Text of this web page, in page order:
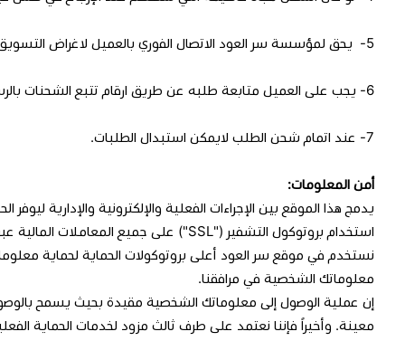
5- يحق لمؤسسة سر العود الاتصال الفوري بالعميل لاغراض التسويق والبيع ، و يحق تسجيل المكالمات لاغراض التدريب والتطوير.
6- يجب على العميل متابعة طلبه عن طريق ارقام تتبع الشحنات بالرسالة المرسلة من قِبل شركة الشحن بعد اصدار بوليصة الشحن .
7- عند اتمام شحن الطلب لايمكن استبدال الطلبات.
أمن المعلومات: ‬
‫يدمج هذا الموقع بين الإجراءات الفعلية والإلكترونية والإدارية
استخدام بروتوكول التشفير ("SSL") على جميع المعاملات المالية عبر موقعنا.
نستخدم في موقع سر العود أعلى بروتوكولات الحماية لحماية
معلوماتك الشخصية في مرافقنا.
إن عملية الوصول إلى معلوماتك الشخصية مقيدة بحيث يسمح
معينة. وأخيراً فإننا نعتمد على طرف ثالث مزود لخدمات الحماية